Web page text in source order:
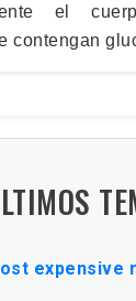
el
contengan
expensive